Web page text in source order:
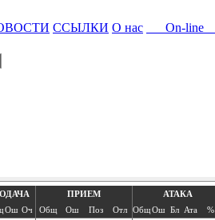
ССЫЛКИ О нас
On-line
ПРИЕМ АТАКА
Ош Оч Общ Ош Поз Отл ОбщОш Бл Ата %